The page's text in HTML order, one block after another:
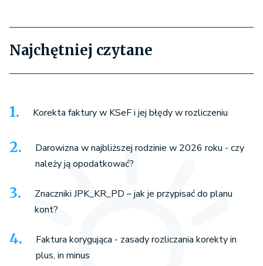
Najchętniej czytane
Korekta faktury w KSeF i jej błędy w rozliczeniu
Darowizna w najbliższej rodzinie w 2026 roku - czy
należy ją opodatkować?
Znaczniki JPK_KR_PD – jak je przypisać do planu
kont?
Faktura korygująca - zasady rozliczania korekty in
plus, in minus